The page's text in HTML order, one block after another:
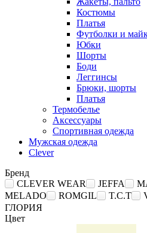
Костюмы
Платья
Футболки и
Юбки
Шорты
Боди
Леггинсы
Брюки, шорты
Платья
Термобелье
Аксессуары
Спортивная одежда
Мужская одежда
Clever
Бренд
CLEVER WEAR
JEFFA
MELADO
ROMGIL T.C.T
ГЛОРИЯ
Цвет